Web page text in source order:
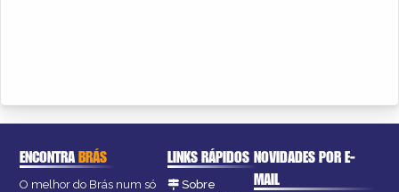
ENCONTRABRÁS
O melhor do Brás num só
LINKS RÁPIDOS
Sobre
NOVIDADES POR E-
MAIL